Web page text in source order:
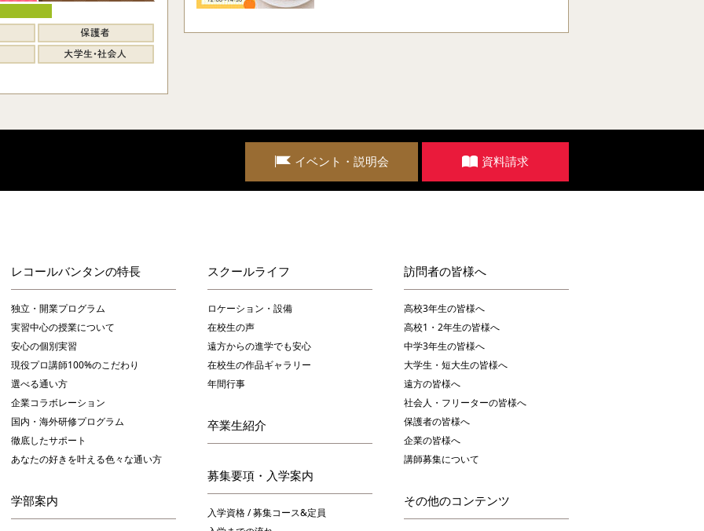
イベント・説明会 資料請求
レコールバンタンの特長
独立・開業プログラム
実習中心の授業について
安心の個別実習
現役プロ講師100%のこだわり
選べる通い方
企業コラボレーション
国内・海外研修プログラム
徹底したサポート
あなたの好きを叶える⾊々な通い⽅
学部案内
スクールライフ
ロケーション・設備
在校生の声
遠方からの進学でも安心
在校生の作品ギャラリー
年間行事
卒業生紹介
募集要項・入学案内
入学資格 / 募集コース&定員
訪問者の皆様へ
高校3年生の皆様へ
高校1・2年生の皆様へ
中学3年生の皆様へ
大学生・短大生の皆様へ
遠方の皆様へ
社会人・フリーターの皆様へ
保護者の皆様へ
企業の皆様へ
講師募集について
その他のコンテンツ